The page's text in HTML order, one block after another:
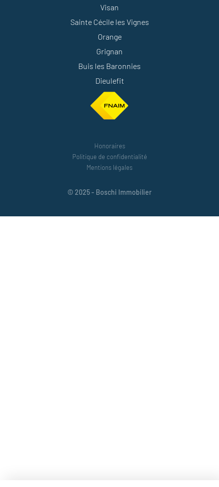
Visan
Sainte Cécile les Vignes
Orange
Grignan
Buis les Baronnies
Dieulefit
Honoraires
Politique de confidentialité
Mentions légales
© 2025 - Boschi Immobilier